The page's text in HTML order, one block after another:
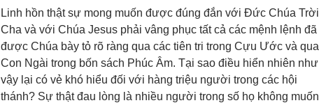
Linh hồn thật sự mong muốn được đúng đắn với Đức Chúa Trời
Cha và với Chúa Jesus phải vâng phục tất cả các mệnh lệnh đã
được Chúa bày tỏ rõ ràng qua các tiên tri trong Cựu Ước và qua
Con Ngài trong bốn sách Phúc Âm. Tại sao điều hiển nhiên như
vậy lại có vẻ khó hiểu đối với hàng triệu người trong các hội
thánh? Sự thật đau lòng là nhiều người trong số họ không muốn